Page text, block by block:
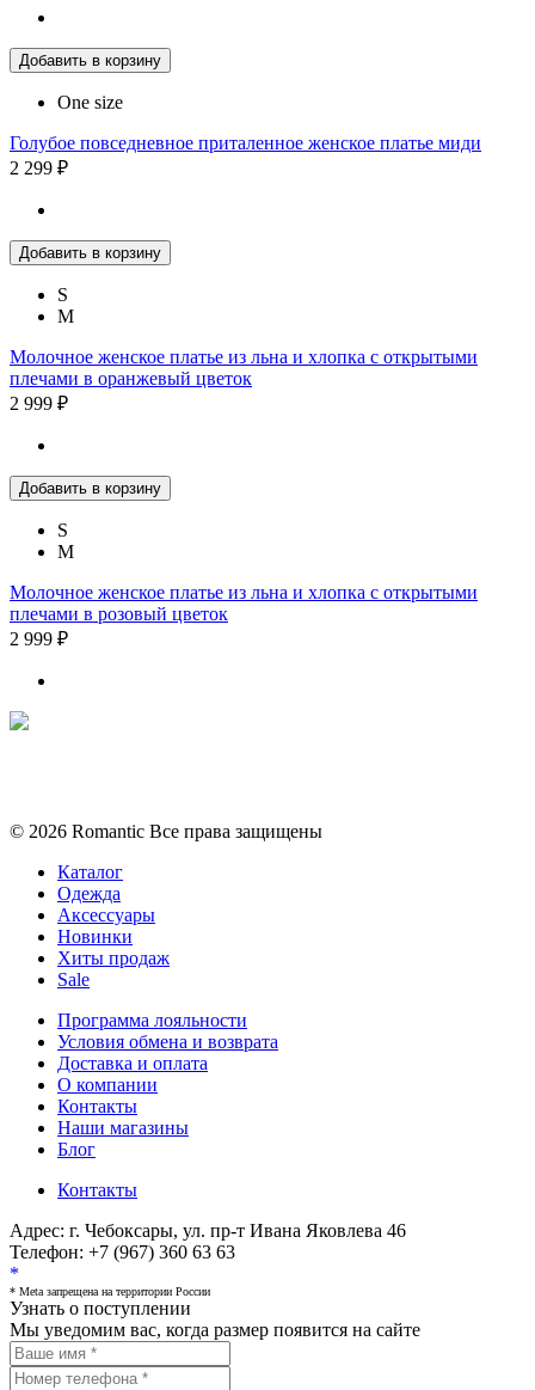
Добавить в корзину
One size
Голубое повседневное приталенное женское платье миди
2 299 ₽
Добавить в корзину
S
M
Молочное женское платье из льна и хлопка с открытыми
плечами в оранжевый цветок
2 999 ₽
Добавить в корзину
S
M
Молочное женское платье из льна и хлопка с открытыми
плечами в розовый цветок
2 999 ₽
© 2026 Romantic Все права защищены
Каталог
Одежда
Аксессуары
Новинки
Хиты продаж
Sale
Программа лояльности
Условия обмена и возврата
Доставка и оплата
О компании
Контакты
Наши магазины
Блог
Контакты
Адрес: г. Чебоксары, ул. пр-т Ивана Яковлева 46
Телефон: +7 (967) 360 63 63
*
* Meta запрещена на территории России
Узнать о поступлении
Мы уведомим вас, когда размер появится на сайте